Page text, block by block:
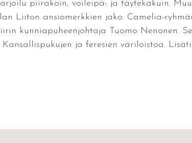
piirakoin, voileipä- ja täytekakuin.
Liiton ansiomerkkien jako. Camelia-
kunniapuheenjohtaja Tuomo Nenonen.
Kansallispukujen ja feresien väriloistoa.